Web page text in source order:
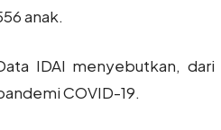
anak.
IDAI menyebutkan,
COVID-19.